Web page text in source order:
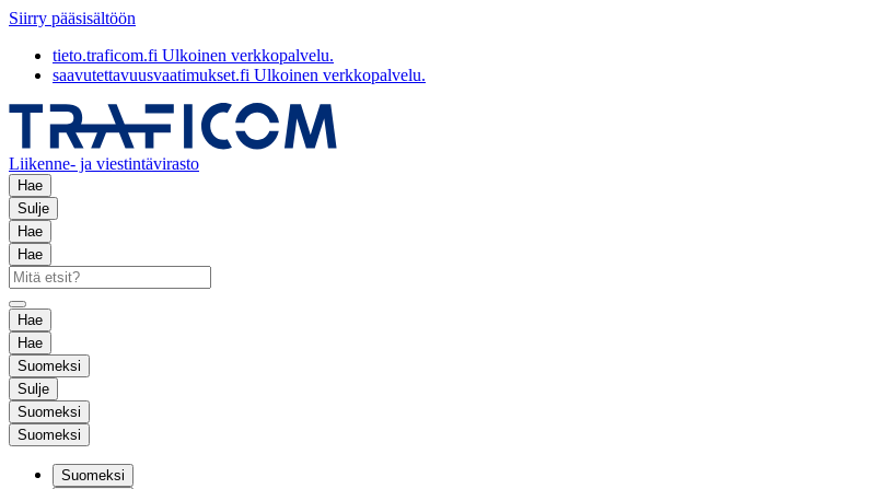
Siirry pääsisältöön
tieto.traficom.fi Ulkoinen verkkopalvelu.
saavutettavuusvaatimukset.fi Ulkoinen verkkopalvelu.
Liikenne- ja viestintävirasto
Hae
Sulje
Hae
Hae
Hae
Hae
Suomeksi
Sulje
Suomeksi
Suomeksi
Suomeksi